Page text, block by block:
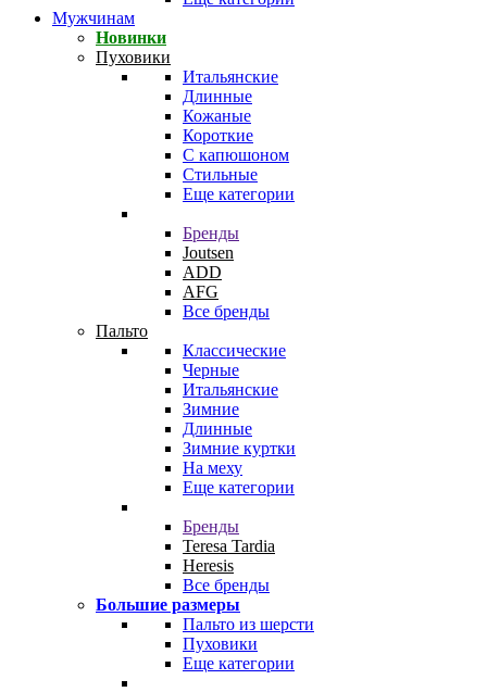
Мужчинам
Новинки
Пуховики
Итальянские
Длинные
Кожаные
Короткие
С капюшоном
Стильные
Еще категории
Бренды
Joutsen
ADD
AFG
Все бренды
Пальто
Классические
Черные
Итальянские
Зимние
Длинные
Зимние куртки
На меху
Еще категории
Бренды
Teresa Tardia
Heresis
Все бренды
Большие размеры
Пальто из шерсти
Пуховики
Еще категории